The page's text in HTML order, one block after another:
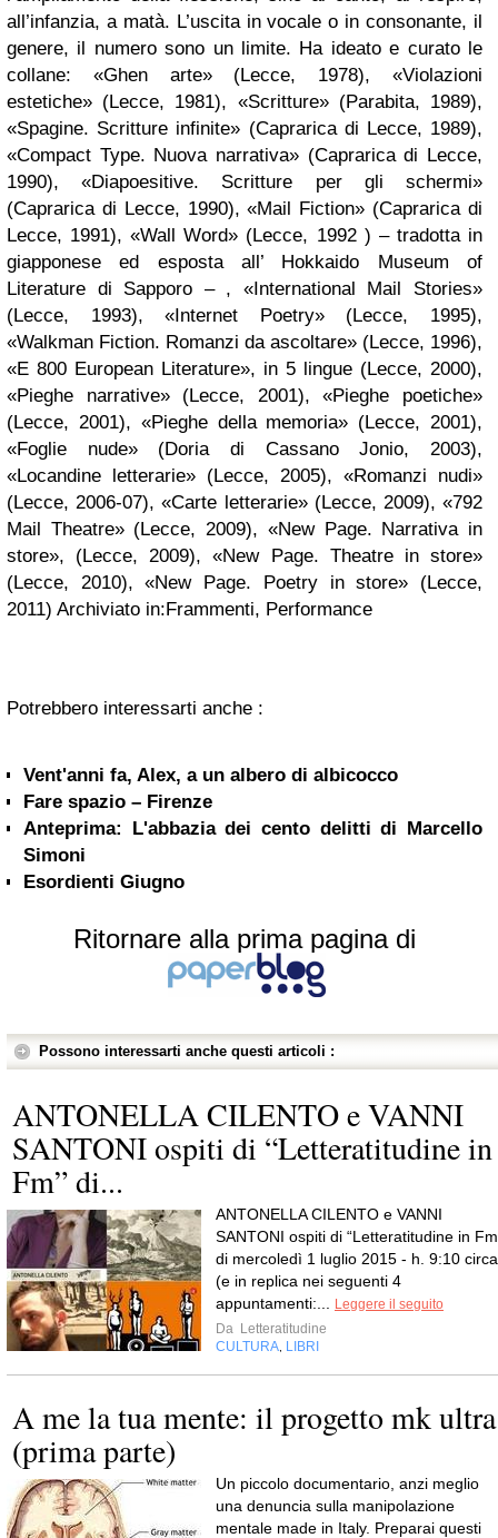
all’infanzia, a matà. L’uscita in vocale o in consonante, il
genere, il numero sono un limite. Ha ideato e curato le
collane: «Ghen arte» (Lecce, 1978), «Violazioni
estetiche» (Lecce, 1981), «Scritture» (Parabita, 1989),
«Spagine. Scritture infinite» (Caprarica di Lecce, 1989),
«Compact Type. Nuova narrativa» (Caprarica di Lecce,
1990), «Diapoesitive. Scritture per gli schermi»
(Caprarica di Lecce, 1990), «Mail Fiction» (Caprarica di
Lecce, 1991), «Wall Word» (Lecce, 1992 ) – tradotta in
giapponese ed esposta all’ Hokkaido Museum of
Literature di Sapporo – , «International Mail Stories»
(Lecce, 1993), «Internet Poetry» (Lecce, 1995),
«Walkman Fiction. Romanzi da ascoltare» (Lecce, 1996),
«E 800 European Literature», in 5 lingue (Lecce, 2000),
«Pieghe narrative» (Lecce, 2001), «Pieghe poetiche»
(Lecce, 2001), «Pieghe della memoria» (Lecce, 2001),
«Foglie nude» (Doria di Cassano Jonio, 2003),
«Locandine letterarie» (Lecce, 2005), «Romanzi nudi»
(Lecce, 2006-07), «Carte letterarie» (Lecce, 2009), «792
Mail Theatre» (Lecce, 2009), «New Page. Narrativa in
store», (Lecce, 2009), «New Page. Theatre in store»
(Lecce, 2010), «New Page. Poetry in store» (Lecce,
2011) Archiviato in:Frammenti, Performance
Potrebbero interessarti anche :
Vent'anni fa, Alex, a un albero di albicocco
Fare spazio – Firenze
Anteprima: L'abbazia dei cento delitti di Marcello
Simoni
Esordienti Giugno
Ritornare alla prima pagina di
Possono interessarti anche questi articoli :
ANTONELLA CILENTO e VANNI
SANTONI ospiti di “Letteratitudine in
Fm” di...
ANTONELLA CILENTO e VANNI
SANTONI ospiti di “Letteratitudine in
di mercoledì 1 luglio 2015 - h. 9:10 circa
(e in replica nei seguenti 4
appuntamenti:...
Leggere il seguito
Da Letteratitudine
CULTURA LIBRI
A me la tua mente: il progetto mk ultra
(prima parte)
Un piccolo documentario, anzi meglio
una denuncia sulla manipolazione
mentale made in Italy. Preparai questi